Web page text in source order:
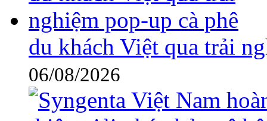
du khách Việt qua trải
06/08/2026